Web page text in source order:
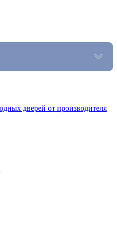
дверей от производителя